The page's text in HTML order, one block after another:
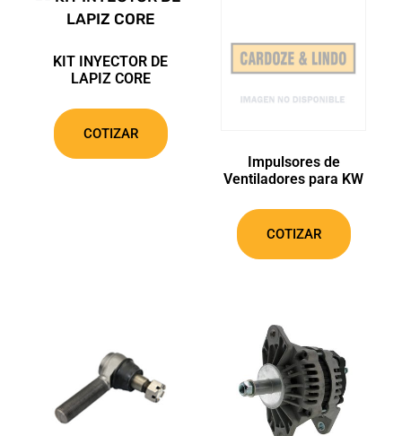
KIT INYECTOR DE
LAPIZ CORE
COTIZAR
Impulsores de
Ventiladores para KW
COTIZAR